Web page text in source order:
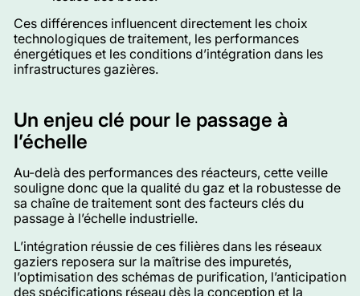
Ces différences influencent directement les choix
technologiques de traitement, les performances
énergétiques et les conditions d’intégration dans les
infrastructures gazières.
Un enjeu clé pour le passage à
l’échelle
Au-delà des performances des réacteurs, cette veille
souligne donc que la qualité du gaz et la robustesse de
sa chaîne de traitement sont des facteurs clés du
passage à l’échelle industrielle.
L’intégration réussie de ces filières dans les réseaux
gaziers reposera sur la maîtrise des impuretés,
l’optimisation des schémas de purification, l’anticipation
des spécifications réseau dès la conception et la